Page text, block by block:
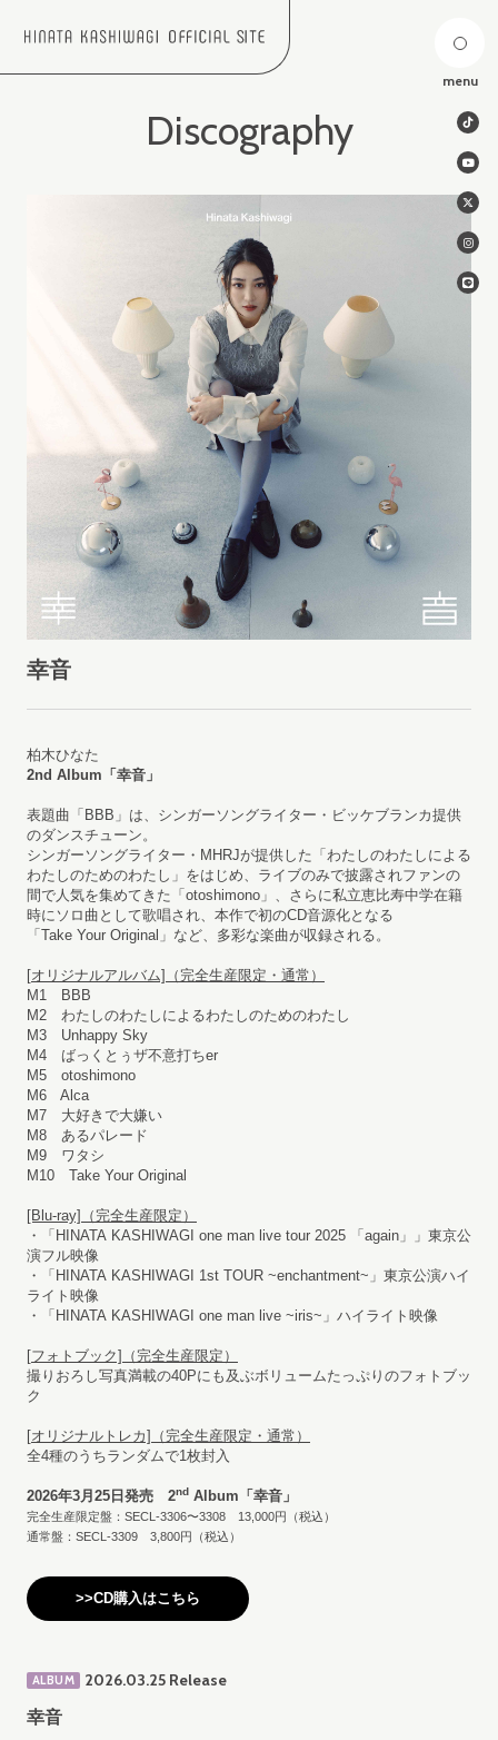
menu
Discography
幸音
柏木ひなた
2nd Album「幸音」
表題曲「BBB」は、シンガーソングライター・ビッケブランカ提供
のダンスチューン。
シンガーソングライター・MHRJが提供した「わたしのわたしによる
わたしのためのわたし」をはじめ、ライブのみで披露されファンの
間で人気を集めてきた「otoshimono」、さらに私立恵比寿中学在籍
時にソロ曲として歌唱され、本作で初のCD音源化となる
「Take Your Original」など、多彩な楽曲が収録される。
[オリジナルアルバム]（完全生産限定・通常）
M1 BBB
M2 わたしのわたしによるわたしのためのわたし
M3 Unhappy Sky
M4 ばっくとぅザ不意打ちer
M5 otoshimono
M6 Alca
M7 大好きで大嫌い
M8 あるパレード
M9 ワタシ
M10 Take Your Original
[Blu-ray]
（完全生産限定）
・「HINATA KASHIWAGI one man live tour 2025 「again」」東京公
演フル映像
・「HINATA KASHIWAGI 1st TOUR ~enchantment~」東京公演ハイ
ライト映像
・「HINATA KASHIWAGI one man live ~iris~」ハイライト映像
[フォトブック]（完全生産限定）
撮りおろし写真満載の40Pにも及ぶボリュームたっぷりのフォトブッ
ク
[オリジナルトレカ]（完全生産限定・通常）
全4種のうちランダムで1枚封入
2026年3月25日発売 2nd Album「幸音」
完全生産限定盤：SECL-3306〜3308 13,000円（税込）
通常盤：SECL-3309 3,800円（税込）
>>CD購入はこちら
ALBUM 2026.03.25 Release
幸音